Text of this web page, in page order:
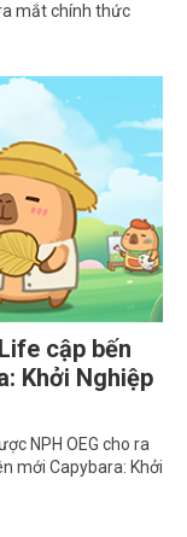
mắt chính thức
cập bến
Khởi Nghiệp
NPH OEG cho ra
mới Capybara: Khởi